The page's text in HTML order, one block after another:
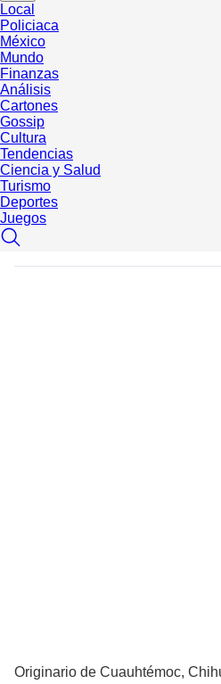
Local
Policiaca
México
Mundo
Finanzas
Análisis
Cartones
Gossip
Cultura
Tendencias
Ciencia y Salud
Turismo
Deportes
Juegos
Originario de Cuauhtémoc,